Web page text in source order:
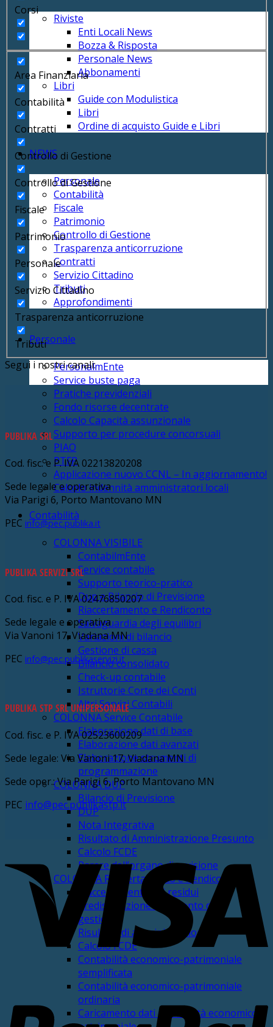
Riviste
Enti Locali News
Bozza & Risposta
Personale News
Abbonamenti
Libri
Guide con Modulistica
Libri
Ordine di acquisto Guide e Libri
NEWS
Personale
Contabilità
Fiscale
Patrimonio
Controllo di Gestione
Trasparenza anticorruzione
Contratti
Servizio Cittadino
Tributi
Approfondimenti
Personale
PersonalmEnte
Service buste paga
Pratiche previdenziali
Fondo risorse decentrate
Calcolo Capacità assunzionale
Supporto per procedure concorsuali
PIAO
PTFP
Applicazione nuovo CCNL – In aggiornamento!
Calcolo indennità amministratori locali
Contabilità
COLONNA VISIBILE
ContabilmEnte
Service contabile
Supporto teorico-pratico
Dup e Bilancio di Previsione
Riaccertamento e Rendiconto
Salvaguardia degli equilibri
Variazioni di bilancio
Gestione di cassa
Bilancio consolidato
Check-up contabile
Istruttorie Corte dei Conti
Altri Servizi Contabili
COLONNA Service Contabile
Elaborazione dati di base
Elaborazione dati avanzati
Elaborazione strumenti di
programmazione
COLONNA DUP
Bilancio di Previsione
DUP
Nota Integrativa
Risultato di Amministrazione Presunto
Calcolo FCDE
Parere dell’organo di revisione
COLONNA Riaccertamento e Rendiconto
Riaccertamento dei residui
Predisposizione rendiconto della
gestione
Risultato di amministrazione
Calcolo FCDE
Contabilità economico-patrimoniale
semplificata
Contabilità economico-patrimoniale
ordinaria
Caricamento dati contabilità economico-
Corsi
Area Finanziaria
Contabilità
Contratti
Controllo di Gestione
Controllo di Gestione
Fiscale
Patrimonio
Personale
Servizio Cittadino
Trasparenza anticorruzione
Tributi
Segui i nostri canali:
PUBLIKA SRL
Cod. fisc. e P. IVA 02213820208
Sede legale e operativa
Via Parigi 6, Porto Mantovano MN
PEC info@pec.publika.it
PUBLIKA SERVIZI SRL
Cod. fisc. e P. IVA 02476850207
Sede legale e operativa
Via Vanoni 17, Viadana MN
PEC info@pec.publikaservizi.it
PUBLIKA STP SRL UNIPERSONALE
Cod. fisc. e P. IVA 02523600209
Sede legale: Via Vanoni 17, Viadana MN
Sede oper.: Via Parigi 6, Porto Mantovano MN
PEC info@pec.publikastp.it